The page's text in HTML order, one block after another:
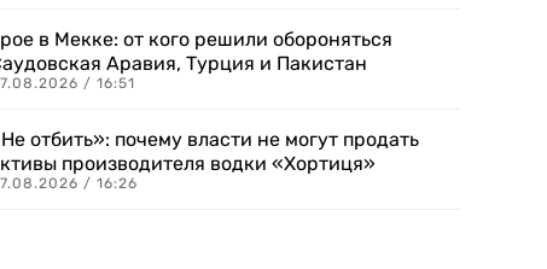
в Мекке: от кого решили обороняться
Аравия, Турция и Пакистан
/ 16:51
отбить»: почему власти не могут продать
производителя водки «Хортиця»
/ 16:26